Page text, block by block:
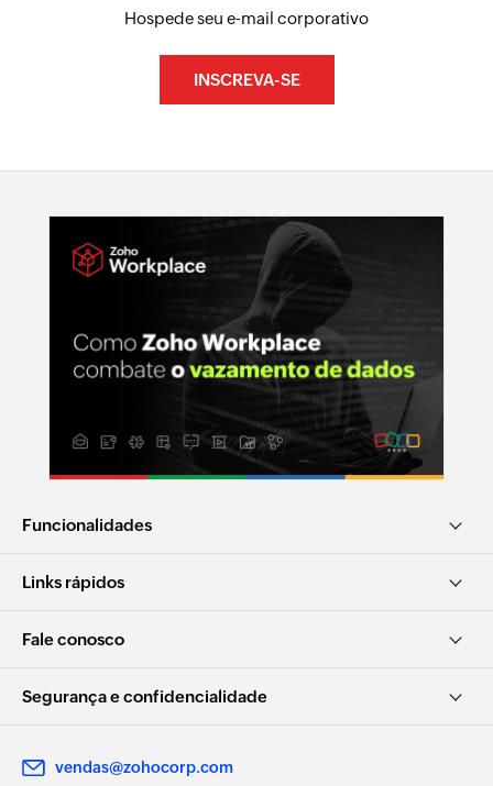
Hospede seu e-mail corporativo
INSCREVA-SE
Funcionalidades
Links rápidos
Fale conosco
Segurança e confidencialidade
vendas@zohocorp.com